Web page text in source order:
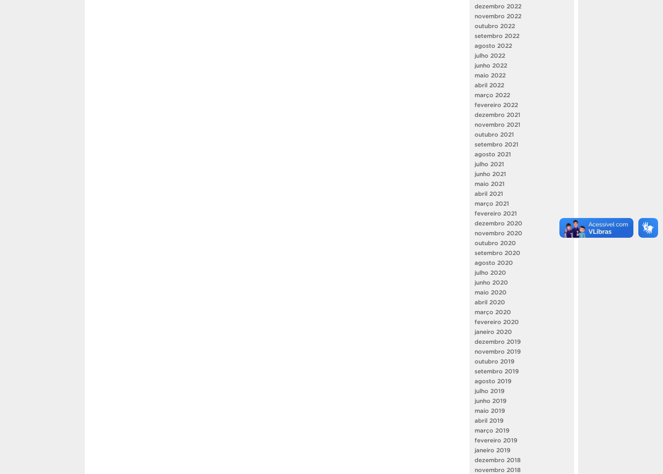
dezembro 2022
novembro 2022
outubro 2022
setembro 2022
agosto 2022
julho 2022
junho 2022
maio 2022
abril 2022
março 2022
fevereiro 2022
dezembro 2021
novembro 2021
outubro 2021
setembro 2021
agosto 2021
julho 2021
junho 2021
maio 2021
abril 2021
março 2021
fevereiro 2021
dezembro 2020
novembro 2020
outubro 2020
setembro 2020
agosto 2020
julho 2020
junho 2020
maio 2020
abril 2020
março 2020
fevereiro 2020
janeiro 2020
dezembro 2019
novembro 2019
outubro 2019
setembro 2019
agosto 2019
julho 2019
junho 2019
maio 2019
abril 2019
março 2019
fevereiro 2019
janeiro 2019
dezembro 2018
novembro 2018